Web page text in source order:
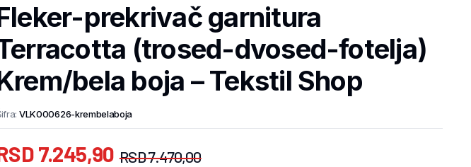
prekrivač garnitura
(trosed-dvosed-fotelja)
bela boja – Tekstil Shop
VLK000626-krembelaboja
RSD7.470,00
7.245,90